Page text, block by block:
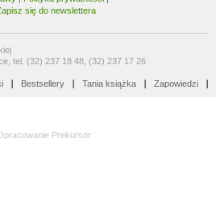
się do newslettera
tel. (32) 237 18 48, (32) 237 17 26
Bestsellery Tania książka Zapowiedzi
Prekursor